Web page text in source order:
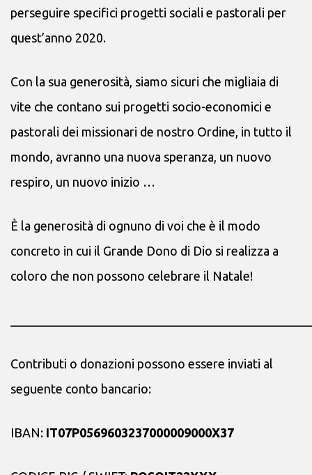
perseguire specifici progetti sociali e pastorali per
quest’anno 2020.
Con la sua generosità, siamo sicuri che migliaia di
vite che contano sui progetti socio-economici e
pastorali dei missionari de nostro Ordine, in tutto il
mondo, avranno una nuova speranza, un nuovo
respiro, un nuovo inizio …
È la generosità di ognuno di voi che è il modo
concreto in cui il Grande Dono di Dio si realizza a
coloro che non possono celebrare il Natale!
Contributi o donazioni possono essere inviati al
seguente conto bancario:
IBAN: IT07P0569603237000009000X37